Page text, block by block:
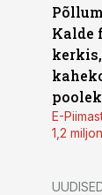
Kalde
E-
1,2